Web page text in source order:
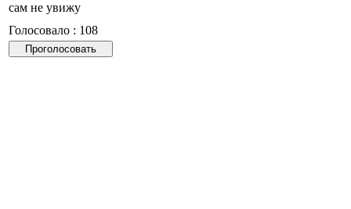
сам не увижу
Голосовало : 108